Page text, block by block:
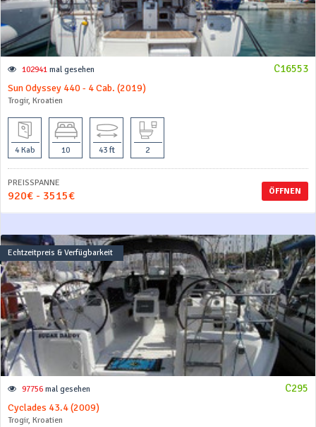
C16553
102941 mal gesehen
Sun Odyssey 440 - 4 Cab. (2019)
Trogir, Kroatien
4 Kab 10 43 ft 2
ÖFFNEN
PREISSPANNE
920€ - 3515€
Echtzeitpreis & Verfügbarkeit
C295
97756 mal gesehen
Cyclades 43.4 (2009)
Trogir, Kroatien